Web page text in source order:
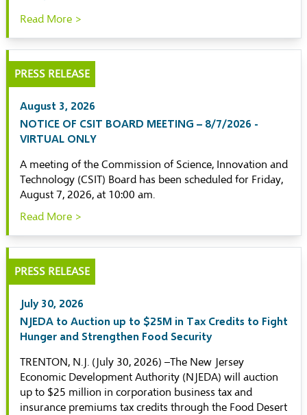
Read More >
PRESS RELEASE
August 3, 2026
NOTICE OF CSIT BOARD MEETING – 8/7/2026 -
VIRTUAL ONLY
A meeting of the Commission of Science, Innovation and
Technology (CSIT) Board has been scheduled for Friday,
August 7, 2026, at 10:00 am.
Read More >
PRESS RELEASE
July 30, 2026
NJEDA to Auction up to $25M in Tax Credits to Fight
Hunger and Strengthen Food Security
TRENTON, N.J. (July 30, 2026) –The New Jersey
Economic Development Authority (NJEDA) will auction
up to $25 million in corporation business tax and
insurance premiums tax credits through the Food Desert